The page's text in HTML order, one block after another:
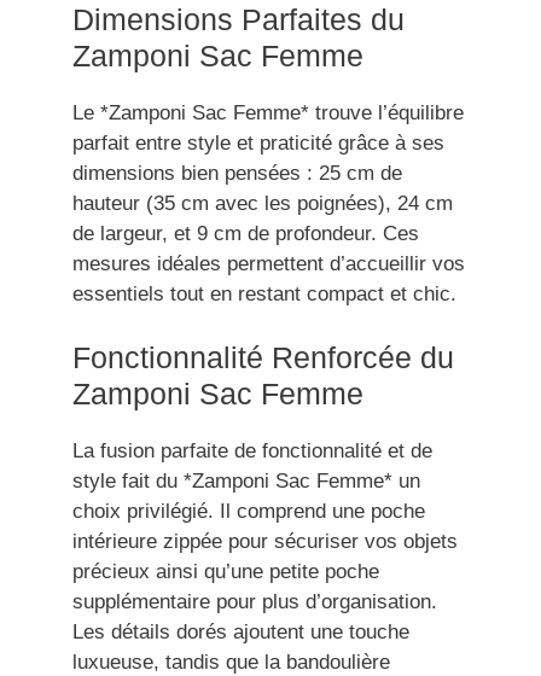
Dimensions Parfaites du
Zamponi Sac Femme
Le *Zamponi Sac Femme* trouve l’équilibre
parfait entre style et praticité grâce à ses
dimensions bien pensées : 25 cm de
hauteur (35 cm avec les poignées), 24 cm
de largeur, et 9 cm de profondeur. Ces
mesures idéales permettent d’accueillir vos
essentiels tout en restant compact et chic.
Fonctionnalité Renforcée du
Zamponi Sac Femme
La fusion parfaite de fonctionnalité et de
style fait du *Zamponi Sac Femme* un
choix privilégié. Il comprend une poche
intérieure zippée pour sécuriser vos objets
précieux ainsi qu’une petite poche
supplémentaire pour plus d’organisation.
Les détails dorés ajoutent une touche
luxueuse, tandis que la bandoulière